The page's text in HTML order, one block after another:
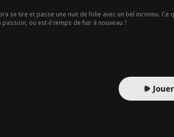
se tire et passe une nuit de folie avec un bel inconnu. Ce
ou est-il temps de fuir à nouveau ?
Jouer